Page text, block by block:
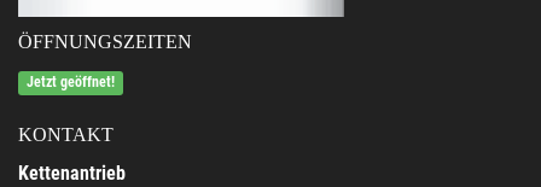
ÖFFNUNGSZEITEN
Jetzt geöffnet!
KONTAKT
Kettenantrieb